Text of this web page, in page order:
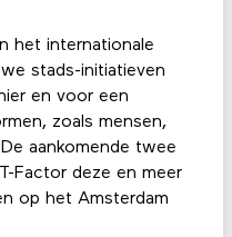
het internationale
stads-initiatieven
en voor een
zoals mensen,
aankomende twee
Factor deze en meer
op het Amsterdam